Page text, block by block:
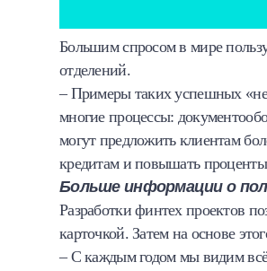
Большим спросом в мире
отделений.
– Примеры таких успешных
многие процессы:
могут предложить клиентам
кредитам и повышать
Больше информации о
Разработки финтех проектов
карточкой. Затем на основе
– С каждым годом мы видим всё